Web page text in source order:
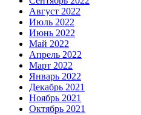
Август 2022
Июль 2022
Июнь 2022
Май 2022
Апрель 2022
Март 2022
Январь 2022
Декабрь 2021
Ноябрь 2021
Октябрь 2021